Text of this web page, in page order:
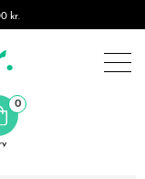
kr.
0